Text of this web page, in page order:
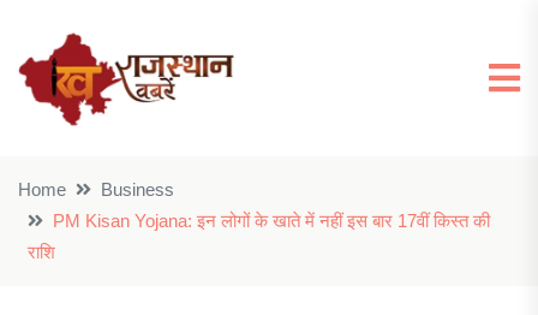
Home
Business
PM Kisan Yojana: इन लोगों के खाते में नहीं इस बार 17वीं किस्त की
राशि